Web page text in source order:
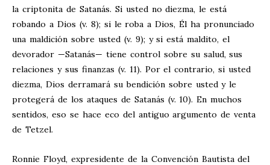
la criptonita de Satanás. Si usted no diezma, le está
robando a Dios (v. 8); si le roba a Dios, Él ha pronunciado
una maldición sobre usted (v. 9); y si está maldito, el
devorador —Satanás— tiene control sobre su salud, sus
relaciones y sus finanzas (v. 11). Por el contrario, si usted
diezma, Dios derramará su bendición sobre usted y le
protegerá de los ataques de Satanás (v. 10). En muchos
sentidos, eso se hace eco del antiguo argumento de venta
de Tetzel.
Ronnie Floyd, expresidente de la Convención Bautista del